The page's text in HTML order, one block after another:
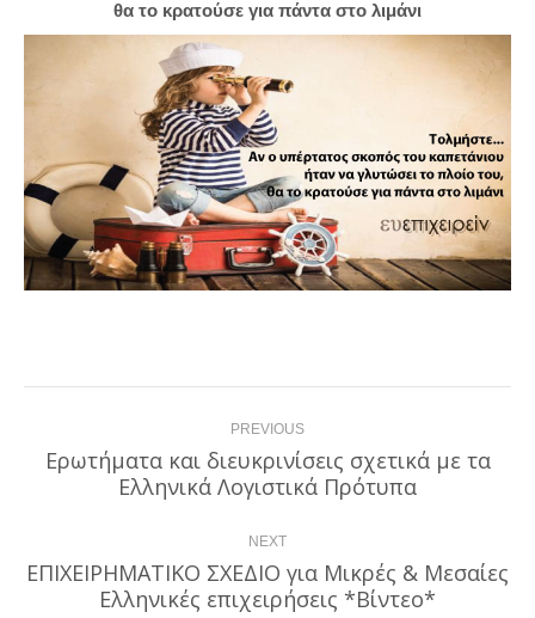
θα το κρατούσε για πάντα στο λιμάνι
navigation PREVIOUS
Previous
post:
Ερωτήματα και διευκρινίσεις σχετικά με τα
Ελληνικά Λογιστικά Πρότυπα
NEXT
Next
post:
ΕΠΙΧΕΙΡΗΜΑΤΙΚΟ ΣΧΕΔΙΟ για Μικρές & Μεσαίες
Ελληνικές επιχειρήσεις *Βίντεο*